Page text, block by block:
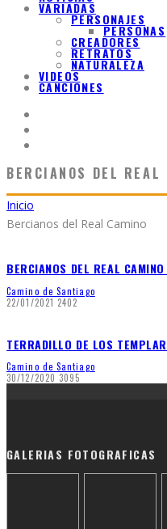
VARIADAS
PERSONAJES
PERSONAS
CREADORES
RETRATOS
NATURALEZA
VIDEOS
CANCIONES
BERCIANOS DEL REAL
Inicio
Bercianos del Real Camino
BERCIANOS DEL REAL
Camino de Santiago
22/01/2021 2402
TERRADILLO DE LOS
Camino de Santiago
30/12/2020 3095
GALERIAS FOTOGRAFICAS